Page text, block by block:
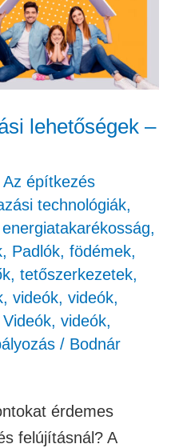
lehetőségek –
Az építkezés
technológiák,
,
, Padlók, födémek,
tetőszerkezetek,
, videók, videók,
Videók, videók,
/ Bodnár
érdemes
felújításnál? A